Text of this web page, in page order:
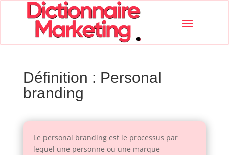
Définition : Personal
branding
Le personal branding est le processus par
lequel une personne ou une marque